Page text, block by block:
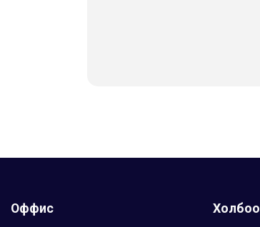
Оффис